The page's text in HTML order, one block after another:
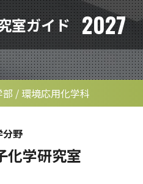
室ガイド 2027
部 / 環境応用化学科
分野
化学研究室